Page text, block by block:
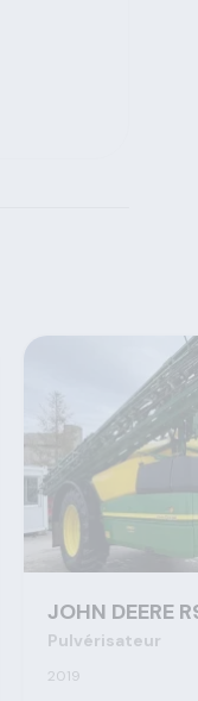
JOHN DEERE
Pulvérisateur
2019